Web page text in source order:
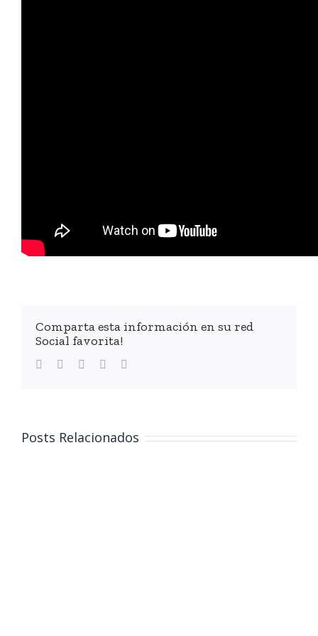
Comparta esta información en su red
Social favorita!
facebook
twitter linkedinwhatsapp
Posts Relacionados